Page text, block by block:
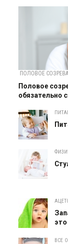
ПОЛОВОЕ
Половое
обязательно
это
ВСЕ